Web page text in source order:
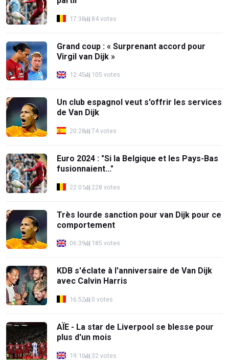
17:38 84 votes
Grand coup : « Surprenant accord pour
Virgil van Dijk »
12:45 105 votes
Un club espagnol veut s'offrir les services
de Van Dijk
20:28 74 votes
Euro 2024 : "Si la Belgique et les Pays-Bas
fusionnaient..."
22:01 228 votes
Très lourde sanction pour van Dijk pour ce
comportement
06:39 185 votes
KDB s'éclate à l'anniversaire de Van Dijk
avec Calvin Harris
16:52 0 votes
AÏE - La star de Liverpool se blesse pour
plus d'un mois
19:10 32 votes